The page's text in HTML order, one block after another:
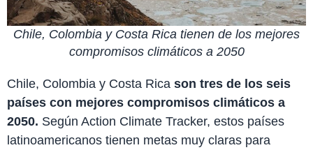
Chile, Colombia y Costa Rica tienen de los mejores
compromisos climáticos a 2050
Chile, Colombia y Costa Rica son tres de los seis
países con mejores compromisos climáticos a
2050. Según Action Climate Tracker, estos países
latinoamericanos tienen metas muy claras para